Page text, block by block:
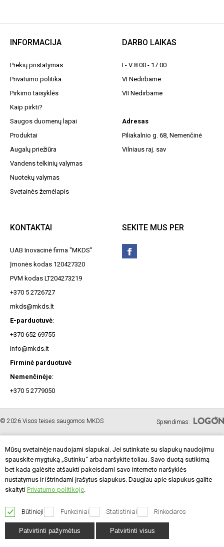
12,71 €
Vnt. kaina
į krepšelį
INFORMACIJA
Prekių pristatymas
Privatumo politika
Pirkimo taisyklės
Kaip pirkti?
Saugos duomenų lapai
Produktai
Augalų priežiūra
Vandens telkinių valymas
Nuotekų valymas
Svetainės žemėlapis
DARBO LAIKAS
I - V 8:00 - 17:00
VI Nedirbame
VII Nedirbame
Adresas
Piliakalnio g. 68, Nemenčinė
Vilniaus raj. sav
KONTAKTAI
UAB Inovacinė firma "MKDS"
Įmonės kodas 120427320
PVM kodas LT204273219
+370 5 2726727
mkds@mkds.lt
E-parduotuvė:
+370 652 69755
info@mkds.lt
Firminė parduotuvė
Nemenčinėje:
+370 5 2779050
SEKITE MUS PER
© 2026 Visos teisės saugomos MKDS Sprendimas:
Mūsų svetainėje naudojami slapukai. Jei sutinkate su slapukų naudojimu
spauskite mygtuką „Sutinku“ arba naršykite toliau. Savo duotą sutikimą
bet kada galėsite atšaukti pakeisdami savo interneto naršyklės
nustatymus ir ištrindami įrašytus slapukus. Daugiau apie slapukus galite
skaityti Privatumo politikoje.
Būtinieji Funkciniai Statistiniai Rinkodaros
Patvirtinti pažymėtus Patvirtinti visus